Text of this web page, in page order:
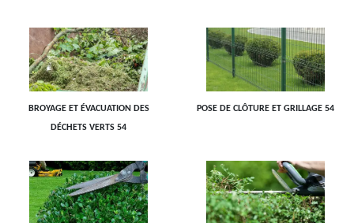
BROYAGE ET ÉVACUATION DES
DÉCHETS VERTS 54
POSE DE CLÔTURE ET GRILLAGE 54